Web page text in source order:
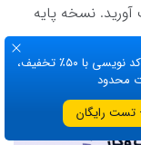
نسخه پایه
کم یا در دوره‌های
ساخت سایت بدون کد نویسی با ۵۰٪ تخفیف،
محدود
رایگان